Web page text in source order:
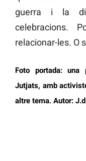
guerra i la
celebracions.
relacionar-les. O
Foto portada: una
Jutjats, amb
altre tema. Autor: